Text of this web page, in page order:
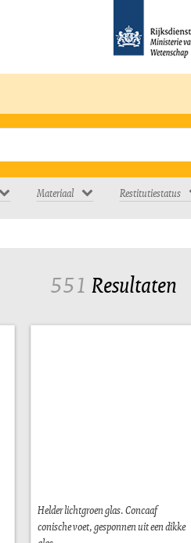
Materiaal Restitutiestatus
551 Resultaten
Helder lichtgroen glas. Concaaf
conische voet, gesponnen uit een dikke